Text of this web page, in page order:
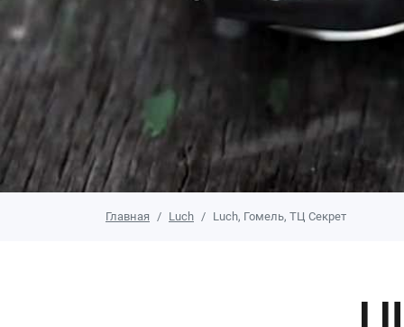
Главная Luch Luch, Гомель, ТЦ Секрет